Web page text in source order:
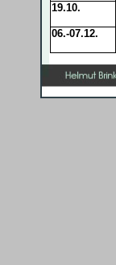
19.10.
06.-07.12.